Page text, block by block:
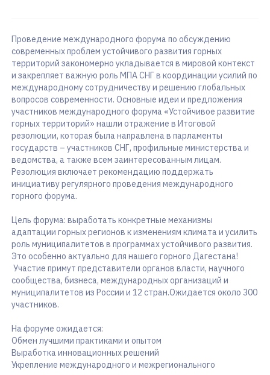
Проведение международного форума по обсуждению
современных проблем устойчивого развития горных
территорий закономерно укладывается в мировой контекст
и закрепляет важную роль МПА СНГ в координации усилий по
международному сотрудничеству и решению глобальных
вопросов современности. Основные идеи и предложения
участников международного форума «Устойчивое развитие
горных территорий» нашли отражение в Итоговой
резолюции, которая была направлена в парламенты
государств – участников СНГ, профильные министерства и
ведомства, а также всем заинтересованным лицам.
Резолюция включает рекомендацию поддержать
инициативу регулярного проведения международного
горного форума.
Цель форума: выработать конкретные механизмы
адаптации горных регионов к изменениям климата и усилить
роль муниципалитетов в программах устойчивого развития.
Это особенно актуально для нашего горного Дагестана!
Участие примут представители органов власти, научного
сообщества, бизнеса, международных организаций и
муниципалитетов из России и 12 стран.Ожидается около 300
участников.
На форуме ожидается:
Обмен лучшими практиками и опытом
Выработка инновационных решений
Укрепление международного и межрегионального